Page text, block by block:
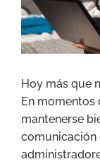
Hoy más que
En momentos
mantenerse
comunicación